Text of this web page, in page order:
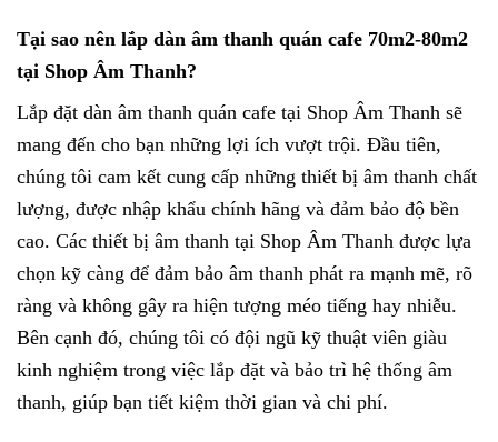
Tại sao nên lắp dàn âm thanh quán cafe 70m2-80m2
tại Shop Âm Thanh?
Lắp đặt dàn âm thanh quán cafe tại Shop Âm Thanh sẽ
mang đến cho bạn những lợi ích vượt trội. Đầu tiên,
chúng tôi cam kết cung cấp những thiết bị âm thanh chất
lượng, được nhập khẩu chính hãng và đảm bảo độ bền
cao. Các thiết bị âm thanh tại Shop Âm Thanh được lựa
chọn kỹ càng để đảm bảo âm thanh phát ra mạnh mẽ, rõ
ràng và không gây ra hiện tượng méo tiếng hay nhiễu.
Bên cạnh đó, chúng tôi có đội ngũ kỹ thuật viên giàu
kinh nghiệm trong việc lắp đặt và bảo trì hệ thống âm
thanh, giúp bạn tiết kiệm thời gian và chi phí.